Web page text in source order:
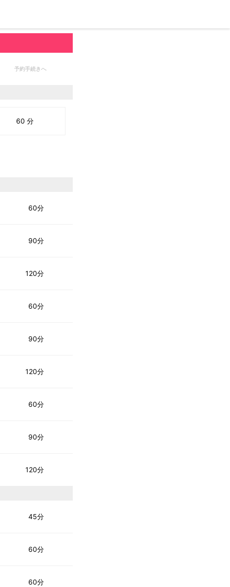
予約手続きへ
60 分
60分
90分
120分
60分
90分
120分
60分
90分
120分
45分
60分
60分